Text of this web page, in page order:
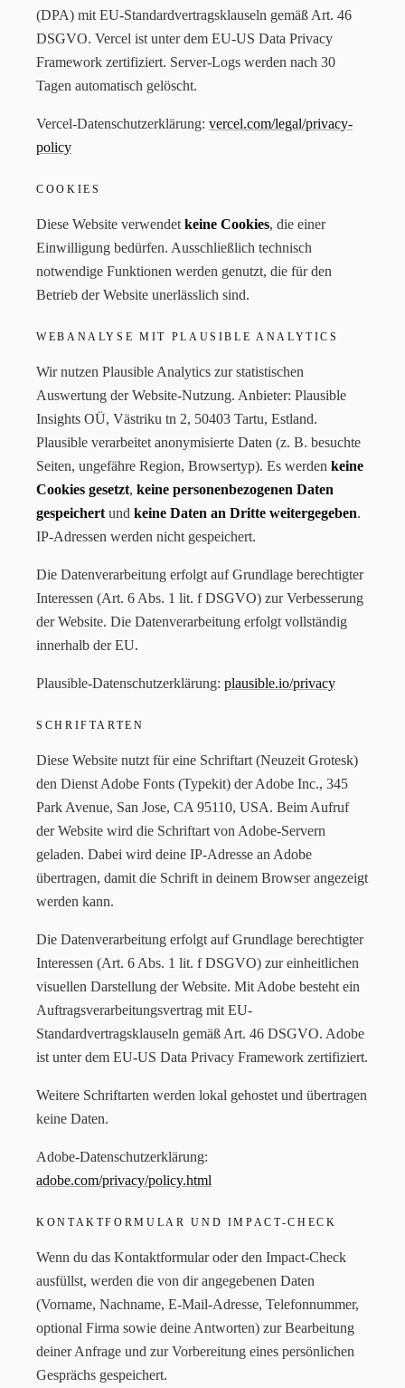
(DPA) mit EU-Standardvertragsklauseln gemäß Art. 46
DSGVO. Vercel ist unter dem EU-US Data Privacy
Framework zertifiziert. Server-Logs werden nach 30
Tagen automatisch gelöscht.
Vercel-Datenschutzerklärung: vercel.com/legal/privacy-
policy
COOKIES
Diese Website verwendet keine Cookies, die einer
Einwilligung bedürfen. Ausschließlich technisch
notwendige Funktionen werden genutzt, die für den
Betrieb der Website unerlässlich sind.
WEBANALYSE MIT PLAUSIBLE ANALYTICS
Wir nutzen Plausible Analytics zur statistischen
Auswertung der Website-Nutzung. Anbieter: Plausible
Insights OÜ, Västriku tn 2, 50403 Tartu, Estland.
Plausible verarbeitet anonymisierte Daten (z. B. besuchte
Seiten, ungefähre Region, Browsertyp). Es werden keine
Cookies gesetzt, keine personenbezogenen Daten
gespeichert und keine Daten an Dritte weitergegeben.
IP-Adressen werden nicht gespeichert.
Die Datenverarbeitung erfolgt auf Grundlage berechtigter
Interessen (Art. 6 Abs. 1 lit. f DSGVO) zur Verbesserung
der Website. Die Datenverarbeitung erfolgt vollständig
innerhalb der EU.
Plausible-Datenschutzerklärung: plausible.io/privacy
SCHRIFTARTEN
Diese Website nutzt für eine Schriftart (Neuzeit Grotesk)
den Dienst Adobe Fonts (Typekit) der Adobe Inc., 345
Park Avenue, San Jose, CA 95110, USA. Beim Aufruf
der Website wird die Schriftart von Adobe-Servern
geladen. Dabei wird deine IP-Adresse an Adobe
übertragen, damit die Schrift in deinem Browser angezeigt
werden kann.
Die Datenverarbeitung erfolgt auf Grundlage berechtigter
Interessen (Art. 6 Abs. 1 lit. f DSGVO) zur einheitlichen
visuellen Darstellung der Website. Mit Adobe besteht ein
Auftragsverarbeitungsvertrag mit EU-
Standardvertragsklauseln gemäß Art. 46 DSGVO. Adobe
ist unter dem EU-US Data Privacy Framework zertifiziert.
Weitere Schriftarten werden lokal gehostet und übertragen
keine Daten.
Adobe-Datenschutzerklärung:
adobe.com/privacy/policy.html
KONTAKTFORMULAR UND IMPACT-CHECK
Wenn du das Kontaktformular oder den Impact-Check
ausfüllst, werden die von dir angegebenen Daten
(Vorname, Nachname, E-Mail-Adresse, Telefonnummer,
optional Firma sowie deine Antworten) zur Bearbeitung
deiner Anfrage und zur Vorbereitung eines persönlichen
Gesprächs gespeichert.